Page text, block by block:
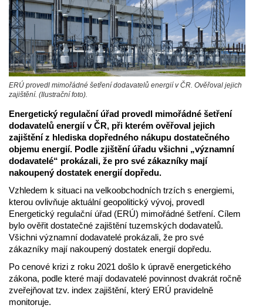
ERÚ provedl mimořádné šetření dodavatelů energií v ČR. Ověřoval jejich
zajištění. (Ilustrační foto).
Energetický regulační úřad provedl mimořádné šetření
dodavatelů energií v ČR, při kterém ověřoval jejich
zajištění z hlediska dopředného nákupu dostatečného
objemu energií. Podle zjištění úřadu všichni „významní
dodavatelé“ prokázali, že pro své zákazníky mají
nakoupený dostatek energií dopředu.
Vzhledem k situaci na velkoobchodních trzích s energiemi,
kterou ovlivňuje aktuální geopolitický vývoj, provedl
Energetický regulační úřad (ERÚ) mimořádné šetření. Cílem
bylo ověřit dostatečné zajištění tuzemských dodavatelů.
Všichni významní dodavatelé prokázali, že pro své
zákazníky mají nakoupený dostatek energií dopředu.
Po cenové krizi z roku 2021 došlo k úpravě energetického
zákona, podle které mají dodavatelé povinnost dvakrát ročně
zveřejňovat tzv. index zajištění, který ERÚ pravidelně
monitoruje.